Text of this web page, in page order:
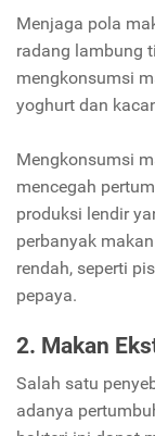
Menjaga pola
radang lambung
mengkonsumsi
yoghurt dan
Mengkonsumsi
mencegah
produksi lendir
perbanyak
rendah, seperti
pepaya.
2. Makan
Salah satu
adanya